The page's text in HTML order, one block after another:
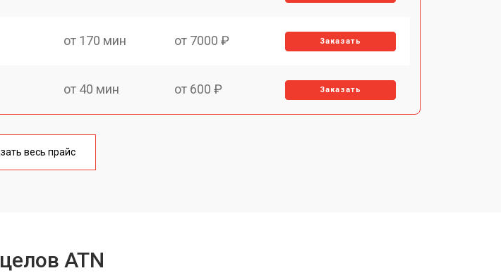
от 170 мин от 7000 ₽ Заказать
от 40 мин от 600 ₽ Заказать
от 170 мин
весь прайс
ATN